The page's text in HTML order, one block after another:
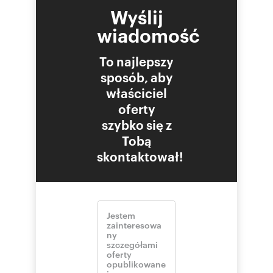
Wyślij
wiadomość
To najlepszy
sposób, aby
właściciel
oferty
szybko się z
Tobą
skontaktował!